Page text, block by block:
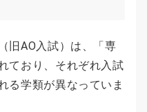
旧AO入試）は、「専
ており、それぞれ入試
る学類が異なっていま